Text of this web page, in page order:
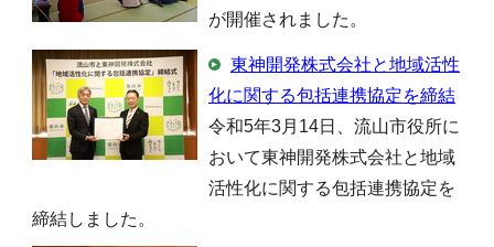
が開催されました。
東神開発株式会社と地域活性
化に関する包括連携協定を締結
令和5年3月14日、流山市役所に
おいて東神開発株式会社と地域
活性化に関する包括連携協定を
締結しました。